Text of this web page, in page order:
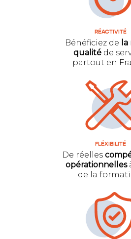
RÉACTIVITÉ
Bénéficiez de
qualitéde
partout en
FLÉXIBILITÉ
De réelles
opérationnelles
de la